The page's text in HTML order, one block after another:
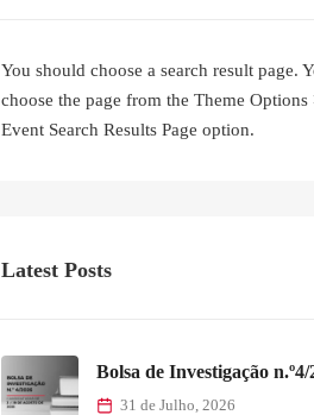
You should choose a search result page.
choose the page from the Theme Options
Event Search Results Page option.
Latest Posts
Bolsa de Investigação n.º4/
31 de Julho, 2026